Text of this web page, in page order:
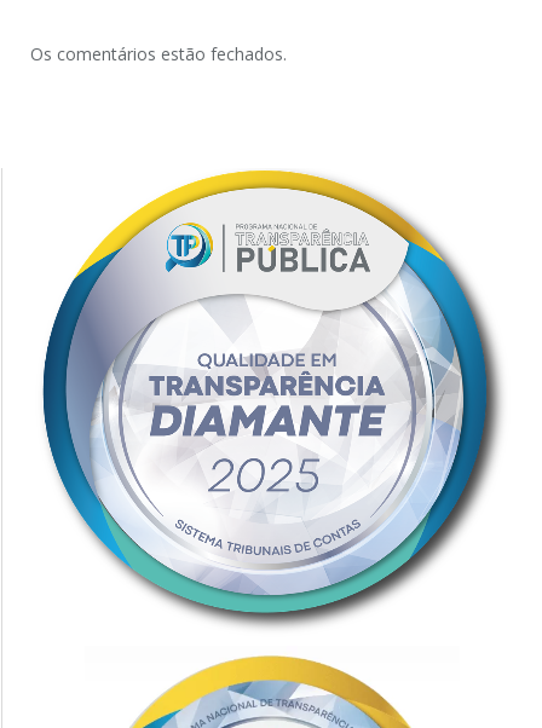
Os comentários estão fechados.